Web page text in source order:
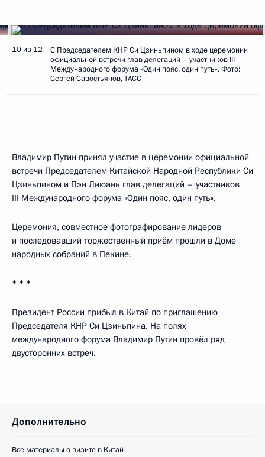
10 из 12
С Председателем КНР Си Цзиньпином в ходе церемонии
официальной встречи глав делегаций – участников III
Международного форума «Один пояс, один путь». Фото:
Сергей Савостьянов, ТАСС
Владимир Путин принял участие в церемонии официальной
встречи Председателем Китайской Народной Республики Си
Цзиньпином и Пэн Лиюань глав делегаций – участников
III Международного форума «Один пояс, один путь».
Церемония, совместное фотографирование лидеров
и последовавший торжественный приём прошли в Доме
народных собраний в Пекине.
* * *
Президент России прибыл в Китай по приглашению
Председателя КНР Си Цзиньпина. На полях
международного форума Владимир Путин провёл ряд
двусторонних встреч.
Дополнительно
Все материалы о визите в Китай